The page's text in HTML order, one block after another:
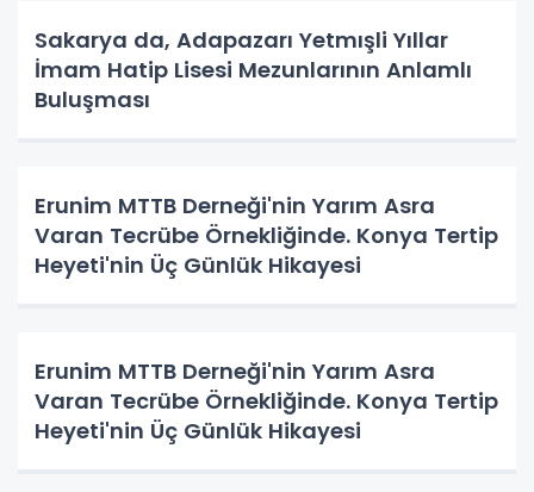
Sakarya da, Adapazarı Yetmışli Yıllar
İmam Hatip Lisesi Mezunlarının Anlamlı
Buluşması
Erunim MTTB Derneği'nin Yarım Asra
Varan Tecrübe Örnekliğinde. Konya Tertip
Heyeti'nin Üç Günlük Hikayesi
Erunim MTTB Derneği'nin Yarım Asra
Varan Tecrübe Örnekliğinde. Konya Tertip
Heyeti'nin Üç Günlük Hikayesi